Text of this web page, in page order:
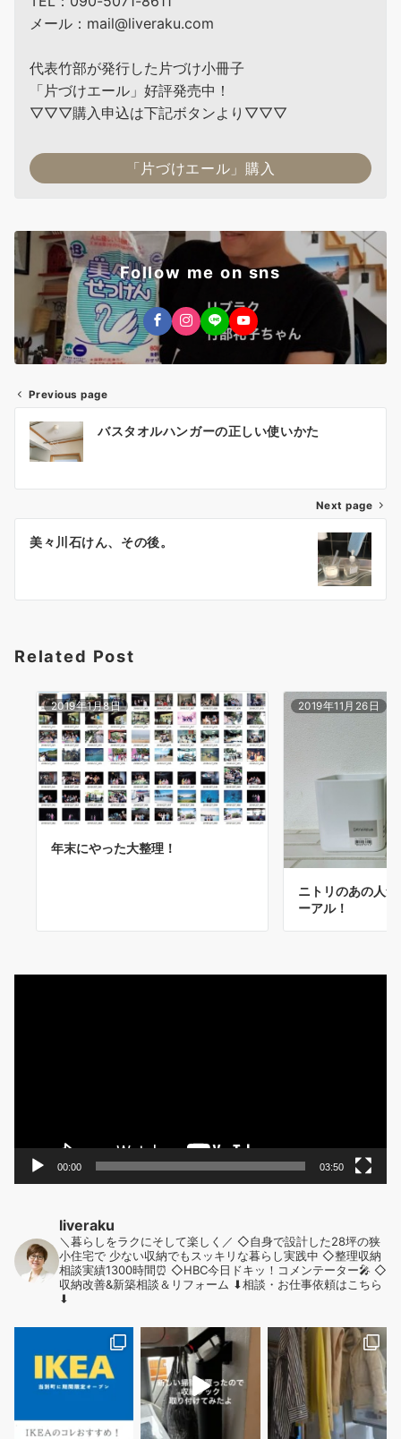
メール：mail@liveraku.com
代表竹部が発行した片づけ小冊子
「片づけエール」好評発売中！
▽▽▽購入申込は下記ボタンより▽▽▽
「片づけエール」購入
Follow me on sns
投
稿
ゲ
シ
ン
Previous page
バスタオルハンガーの正しい使いかた
Next page
美々川石けん、その後。
Related Post
2019年1月8日
年末にやった大整理！
2019年11月26日
ニトリのあの人
ーアル！
00:00 03:50
liveraku
＼暮らしをラクにそして楽しく／ ◇自身で設計した28坪の狭
小住宅で 少ない収納でもスッキリな暮らし実践中 ◇整理収納
相談実績1300時間⏰ ◇HBC今日ドキッ！コメンテーター🎤 ◇
収納改善&新築相談＆リフォーム ⬇︎相談・お仕事依頼はこちら
⬇︎